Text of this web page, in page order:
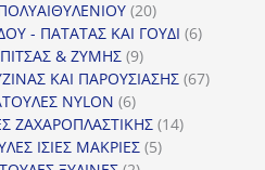
προϊόντα
2020
προϊόντα
- ΠΑΤΑΤΑΣ ΚΑΙ ΓΟΥΔΙ 66
& ΖΥΜΗΣ 99
προϊόντα
ΚΑΙ ΠΑΡΟΥΣΙΑΣΗΣ 6767
NYLON 66
προϊόντα
ΖΑΧΑΡΟΠΛΑΣΤΙΚΗΣ 1414
ΙΣΙΕΣ ΜΑΚΡΙΕΣ 55